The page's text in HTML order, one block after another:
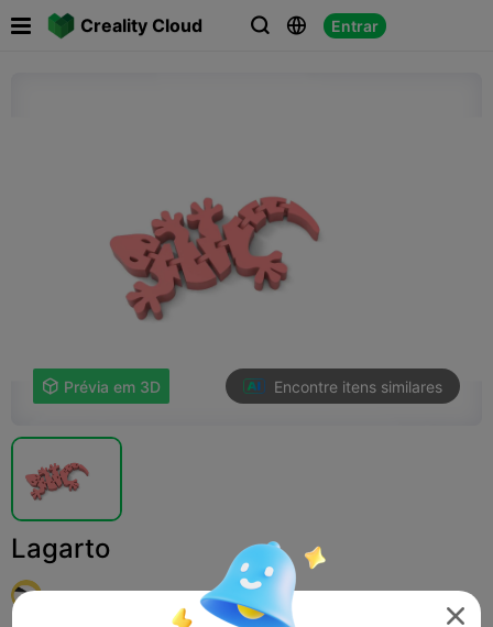
Creality Cloud   Entrar
 Prévia em 3D Encontre itens similares
Lagarto
iLove3D
